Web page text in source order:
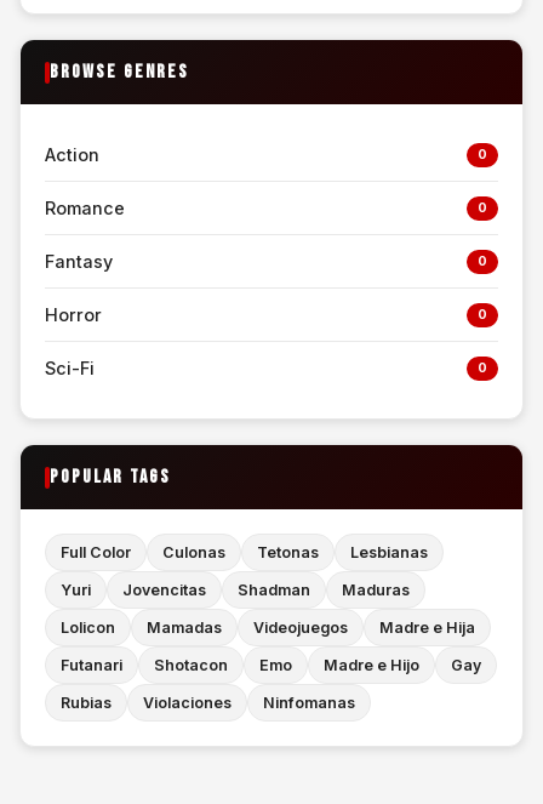
BROWSE GENRES
Action 0
Romance 0
Fantasy 0
Horror 0
Sci-Fi 0
POPULAR TAGS
Full Color Culonas Tetonas Lesbianas
Yuri Jovencitas Shadman Maduras
Lolicon Mamadas Videojuegos Madre e Hija
Futanari Shotacon Emo Madre e Hijo Gay
Rubias Violaciones Ninfomanas